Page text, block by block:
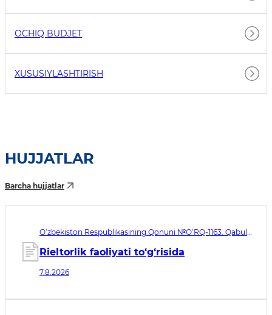
OCHIQ BUDJET
XUSUSIYLASHTIRISH
HUJJATLAR
Barcha hujjatlar
O‘zbekiston Respublikasining Qonuni №O‘RQ-1163. Qabul
Rieltorlik faoliyati to‘g‘risida
7.8.2026